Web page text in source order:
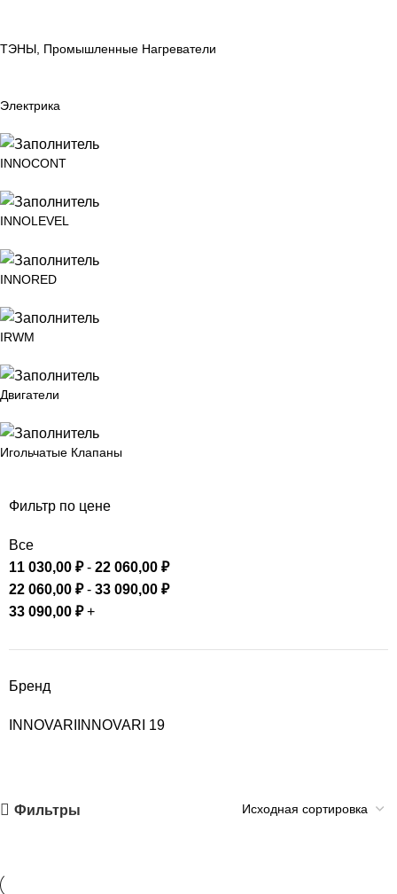
ТЭНЫ, Промышленные Нагреватели
Электрика
INNOCONT
INNOLEVEL
INNORED
IRWM
Двигатели
Игольчатые Клапаны
Фильтр по цене
Все
11 030,00 ₽- 22 060,00 ₽
22 060,00 ₽- 33 090,00 ₽
33 090,00 ₽+
Бренд
INNOVARI INNOVARI 19
Фильтры